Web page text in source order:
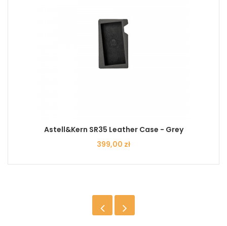
Astell&Kern SR35 Leather Case - Grey
Cena
399,00 zł